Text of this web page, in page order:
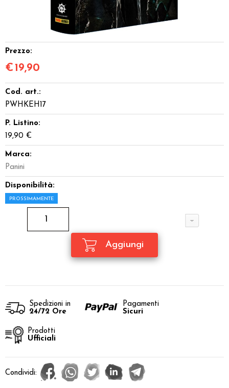
Offerte del Dragone
Prezzo:
€ 19,90
Cod. art.:
PWHKEH17
P. Listino:
19,90 €
Marca:
Panini
Disponibilità:
PROSSIMAMENTE
Spedizioni in
24/72 Ore
Pagamenti
Sicuri
Prodotti
Ufficiali
Condividi: